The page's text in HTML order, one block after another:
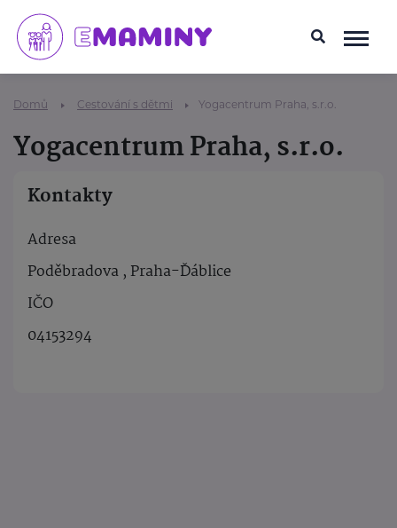
Domů Cestování s dětmi Yogacentrum Praha, s.r.o.
Yogacentrum Praha, s.r.o.
Kontakty
Adresa
Poděbradova , Praha-Ďáblice
IČO
04153294